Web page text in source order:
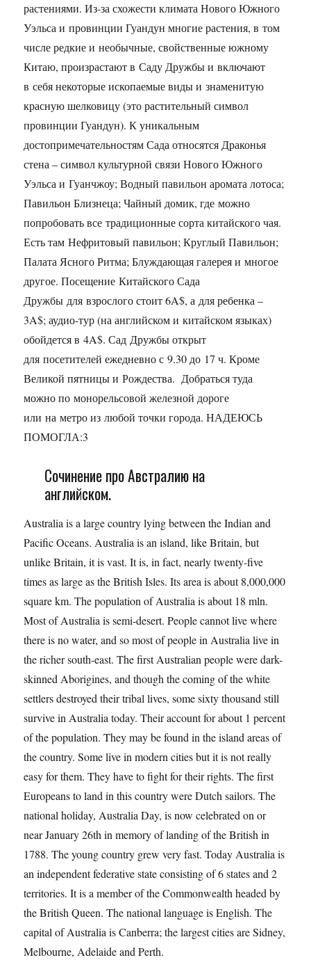
растениями. Из-за схожести климата Нового Южного
Уэльса и провинции Гуандун многие растения, в том
числе редкие и необычные, свойственные южному
Китаю, произрастают в Саду Дружбы и включают
в себя некоторые ископаемые виды и знаменитую
красную шелковицу (это растительный символ
провинции Гуандун). К уникальным
достопримечательностям Сада относятся Драконья
стена – символ культурной связи Нового Южного
Уэльса и Гуанчжоу; Водный павильон аромата лотоса;
Павильон Близнеца; Чайный домик, где можно
попробовать все традиционные сорта китайского чая.
Есть там Нефритовый павильон; Круглый Павильон;
Палата Ясного Ритма; Блуждающая галерея и многое
другое. Посещение Китайского Сада
Дружбы для взрослого стоит 6A$, а для ребенка –
3A$; аудио-тур (на английском и китайском языках)
обойдется в 4A$. Сад Дружбы открыт
для посетителей ежедневно с 9.30 до 17 ч. Кроме
Великой пятницы и Рождества. Добраться туда
можно по монорельсовой железной дороге
или на метро из любой точки города. НАДЕЮСЬ
ПОМОГЛА:3
Сочинение про Австралию на
английском.
Australia is a large country lying between the Indian and
Pacific Oceans. Australia is an island, like Britain, but
unlike Britain, it is vast. It is, in fact, nearly twenty-five
times as large as the British Isles. Its area is about 8,000,000
square km. The population of Australia is about 18 mln.
Most of Australia is semi-desert. People cannot live where
there is no water, and so most of people in Australia live in
the richer south-east. The first Australian people were dark-
skinned Aborigines, and though the coming of the white
settlers destroyed their tribal lives, some sixty thousand still
survive in Australia today. Their account for about 1 percent
of the population. They may be found in the island areas of
the country. Some live in modern cities but it is not really
easy for them. They have to fight for their rights. The first
Europeans to land in this country were Dutch sailors. The
national holiday, Australia Day, is now celebrated on or
near January 26th in memory of landing of the British in
1788. The young country grew very fast. Today Australia is
an independent federative state consisting of 6 states and 2
territories. It is a member of the Commonwealth headed by
the British Queen. The national language is English. The
capital of Australia is Canberra; the largest cities are Sidney,
Melbourne, Adelaide and Perth.